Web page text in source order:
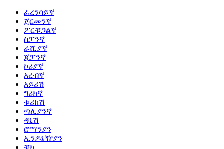
ፈረንሳይኛ
ጀርመንኛ
ፖርቹጋልኛ
ስፓንኛ
ራሺያኛ
ጃፓንኛ
ኮሪያኛ
አረብኛ
አይሪሽ
ግሪክኛ
ቱሪክሽ
ጣሊያንኛ
ዳኒሽ
ሮማንያን
ኢንዶኔዥያን
ቼክ